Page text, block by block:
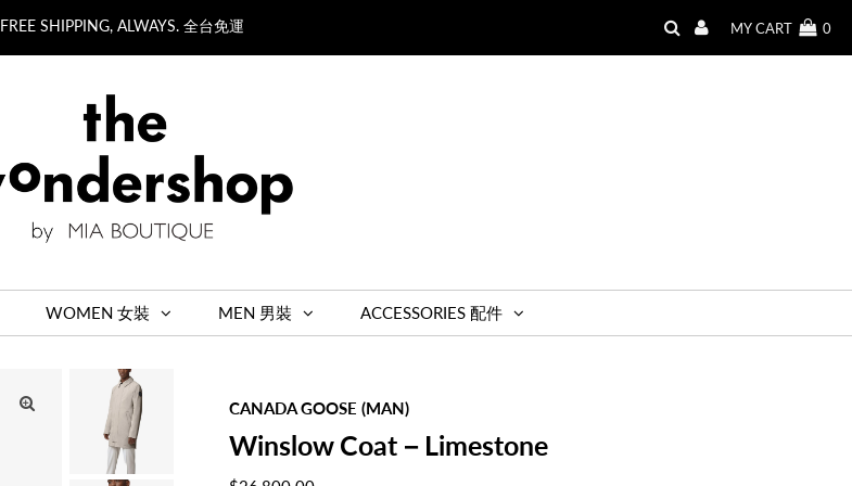
FREE SHIPPING, ALWAYS. 全台免運 MY CART 0
WOMEN 女裝 MEN 男裝 ACCESSORIES 配件
CANADA GOOSE (MAN)
Winslow Coat－Limestone